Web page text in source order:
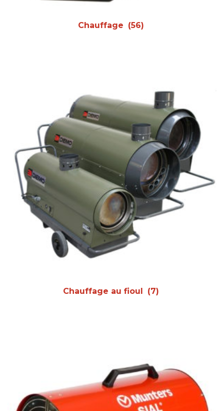
Chauffage (56)
Chauffage au fioul (7)